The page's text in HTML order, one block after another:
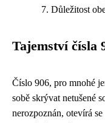
Důležitost
Tajemství čísla
Číslo 906, pro mnohé
sobě skrývat netušené
nerozpoznán, otevírá